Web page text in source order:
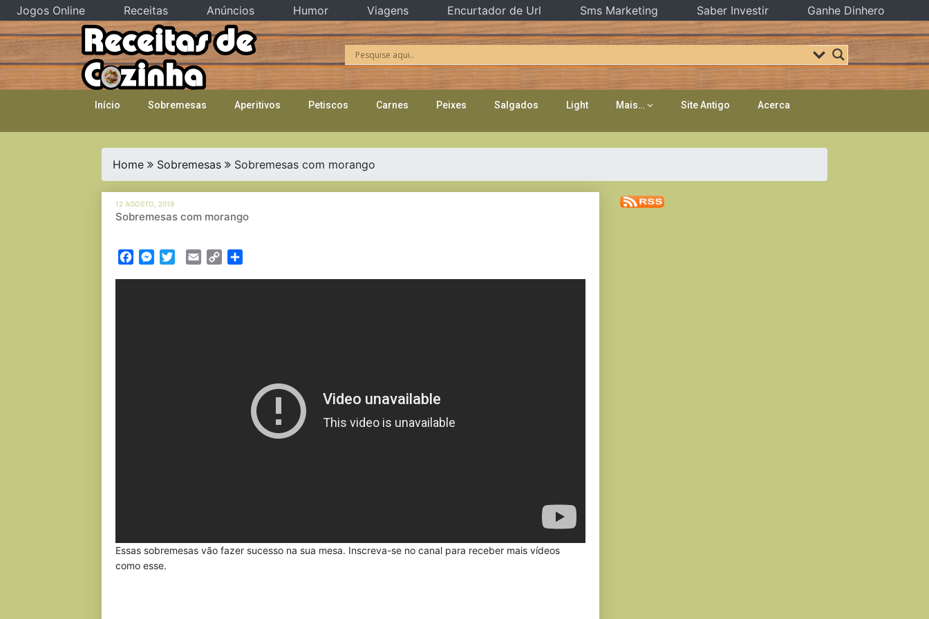
Skip
to
content
Início Sobremesas Aperitivos Petiscos Carnes Peixes Salgados Light Mais… Site Antigo Acerca
Home Sobremesas Sobremesas com morango
12 AGOSTO, 2019
Sobremesas com morango
FacebookMessenger
TwitterEmail Copy
Essas sobremesas vão fazer sucesso na sua mesa. Inscreva-se no canal para receber mais vídeos
como esse.
Jogos Online Receitas Anúncios Humor Viagens Encurtador de Url Sms Marketing Saber Investir Ganhe Dinhero